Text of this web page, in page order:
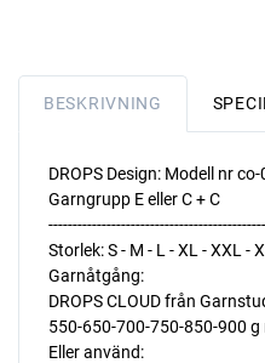
BESKRIVNING
DROPS Design: Modell nr
Garngrupp E eller C + C
Storlek: S - M - L - XL - XXL -
Garnåtgång:
DROPS CLOUD från
550-650-700-750-850-900 g
Eller använd: